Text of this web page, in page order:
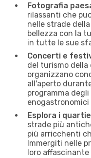
Fotografia
rilassanti che
nelle strade
bellezza con la
in tutte le sue
Concerti e
del turismo
organizzano
all'aperto
programma
Esplora i
strade più
più arricchenti
Immergiti nelle
loro